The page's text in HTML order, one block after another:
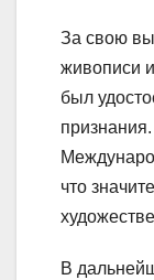
За свою
живописи
был
что
В